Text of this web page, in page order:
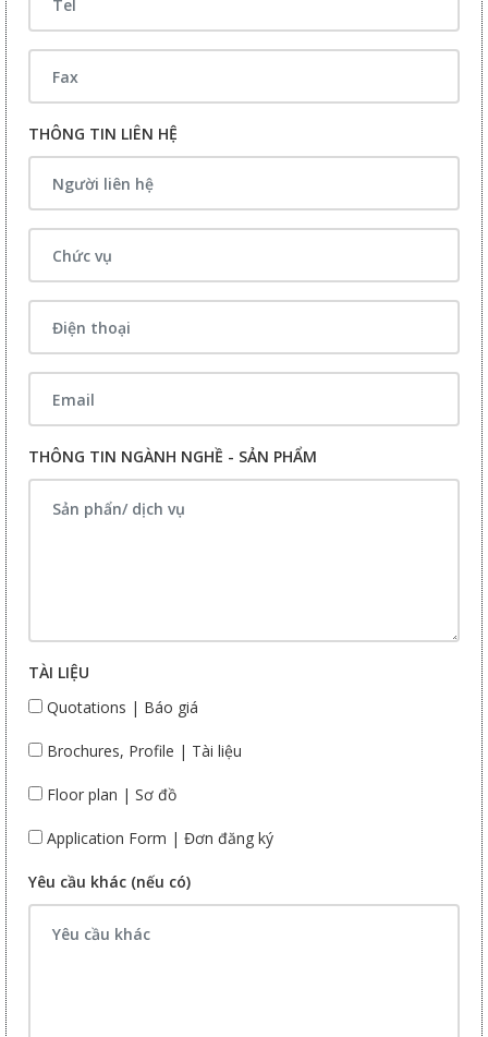
THÔNG TIN LIÊN HỆ
THÔNG TIN NGÀNH NGHỀ - SẢN PHẨM
TÀI LIỆU
Quotations | Báo giá
Brochures, Profile | Tài liệu
Floor plan | Sơ đồ
Application Form | Đơn đăng ký
Yêu cầu khác (nếu có)